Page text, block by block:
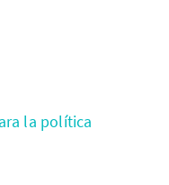
la política